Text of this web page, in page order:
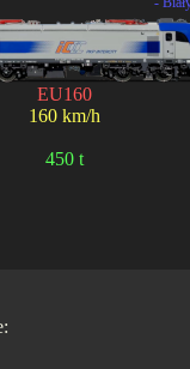
EU160
160 km/h
450 t